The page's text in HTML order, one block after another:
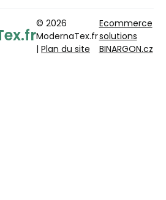
© 2026
ModernaTex.fr
| Plan du site
Ecommerce
solutions
BINARGON.cz